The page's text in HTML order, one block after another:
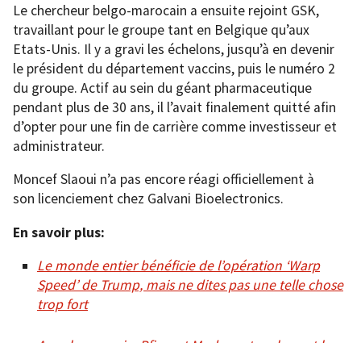
Le chercheur belgo-marocain a ensuite rejoint GSK,
travaillant pour le groupe tant en Belgique qu’aux
Etats-Unis. Il y a gravi les échelons, jusqu’à en devenir
le président du département vaccins, puis le numéro 2
du groupe. Actif au sein du géant pharmaceutique
pendant plus de 30 ans, il l’avait finalement quitté afin
d’opter pour une fin de carrière comme investisseur et
administrateur.
Moncef Slaoui n’a pas encore réagi officiellement à
son licenciement chez Galvani Bioelectronics.
En savoir plus:
Le monde entier bénéficie de l’opération ‘Warp
Speed’ de Trump, mais ne dites pas une telle chose
trop fort